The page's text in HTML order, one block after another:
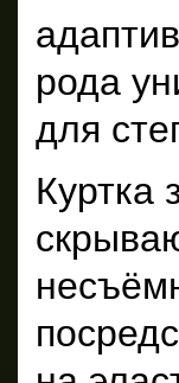
рода
для
Куртка